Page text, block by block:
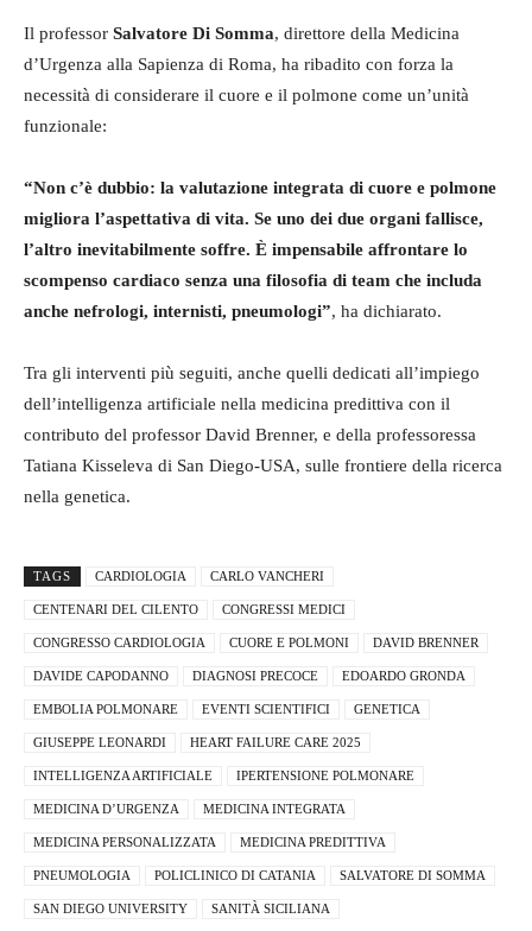
Il professor Salvatore Di Somma, direttore della Medicina
d’Urgenza alla Sapienza di Roma, ha ribadito con forza la
necessità di considerare il cuore e il polmone come un’unità
funzionale:
“Non c’è dubbio: la valutazione integrata di cuore e polmone
migliora l’aspettativa di vita. Se uno dei due organi fallisce,
l’altro inevitabilmente soffre. È impensabile affrontare lo
scompenso cardiaco senza una filosofia di team che includa
anche nefrologi, internisti, pneumologi”, ha dichiarato.
Tra gli interventi più seguiti, anche quelli dedicati all’impiego
dell’intelligenza artificiale nella medicina predittiva con il
contributo del professor David Brenner, e della professoressa
Tatiana Kisseleva di San Diego-USA, sulle frontiere della ricerca
nella genetica.
TAGS CARDIOLOGIA CARLO VANCHERI
CENTENARI DEL CILENTO CONGRESSI MEDICI
CONGRESSO CARDIOLOGIA CUORE E POLMONI DAVID BRENNER
DAVIDE CAPODANNO DIAGNOSI PRECOCE EDOARDO GRONDA
EMBOLIA POLMONARE EVENTI SCIENTIFICI GENETICA
GIUSEPPE LEONARDI HEART FAILURE CARE 2025
INTELLIGENZA ARTIFICIALE IPERTENSIONE POLMONARE
MEDICINA D’URGENZA MEDICINA INTEGRATA
MEDICINA PERSONALIZZATA MEDICINA PREDITTIVA
PNEUMOLOGIA POLICLINICO DI CATANIA SALVATORE DI SOMMA
SAN DIEGO UNIVERSITY SANITÀ SICILIANA